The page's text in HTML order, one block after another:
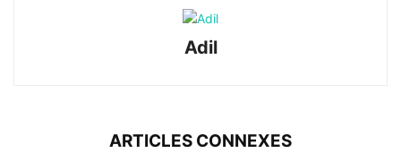
Adil
ARTICLES CONNEXES